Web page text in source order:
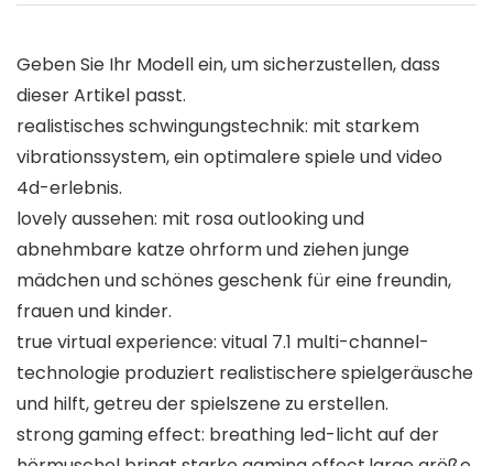
Geben Sie Ihr Modell ein, um sicherzustellen, dass
dieser Artikel passt.
realistisches schwingungstechnik: mit starkem
vibrationssystem, ein optimalere spiele und video
4d-erlebnis.
lovely aussehen: mit rosa outlooking und
abnehmbare katze ohrform und ziehen junge
mädchen und schönes geschenk für eine freundin,
frauen und kinder.
true virtual experience: vitual 7.1 multi-channel-
technologie produziert realistischere spielgeräusche
und hilft, getreu der spielszene zu erstellen.
strong gaming effect: breathing led-licht auf der